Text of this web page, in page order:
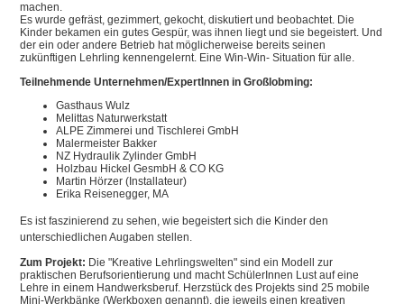
machen.
Es wurde gefräst, gezimmert, gekocht, diskutiert und beobachtet. Die
Kinder bekamen ein gutes Gespür, was ihnen liegt und sie begeistert. Und
der ein oder andere Betrieb hat möglicherweise bereits seinen
zukünftigen Lehrling kennengelernt. Eine Win-Win- Situation für alle.
Teilnehmende Unternehmen/ExpertInnen in Großlobming:
Gasthaus Wulz
Melittas Naturwerkstatt
ALPE Zimmerei und Tischlerei GmbH
Malermeister Bakker
NZ Hydraulik Zylinder GmbH
Holzbau Hickel GesmbH & CO KG
Martin Hörzer (Installateur)
Erika Reisenegger, MA
Es ist faszinierend zu sehen, wie begeistert sich die Kinder den
unterschiedlichen Augaben stellen.
Zum Projekt: Die "Kreative Lehrlingswelten" sind ein Modell zur
praktischen Berufsorientierung und macht SchülerInnen Lust auf eine
Lehre in einem Handwerksberuf. Herzstück des Projekts sind 25 mobile
Mini-Werkbänke (Werkboxen genannt), die jeweils einen kreativen